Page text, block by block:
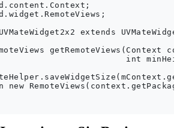
extends
getRemoteViews(Context
int
new